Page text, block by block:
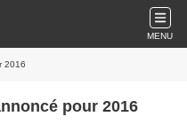
MENU
2016
pour 2016